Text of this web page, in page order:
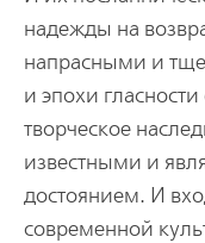
надежды на
напрасными и
и эпохи
творческое
известными и
достоянием. И
современной